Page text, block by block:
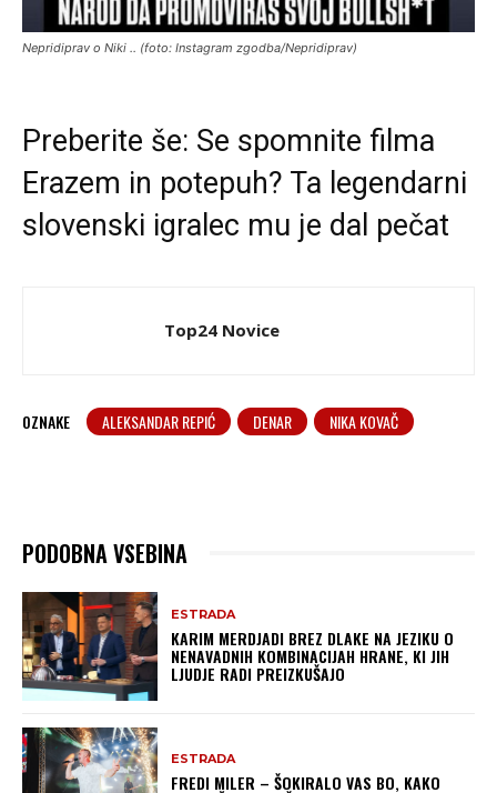
Nepridiprav o Niki .. (foto: Instagram zgodba/Nepridiprav)
Preberite še: Se spomnite filma
Erazem in potepuh? Ta legendarni
slovenski igralec mu je dal pečat
Top24 Novice
OZNAKE ALEKSANDAR REPIĆ DENAR NIKA KOVAČ
PODOBNA VSEBINA
ESTRADA
KARIM MERDJADI BREZ DLAKE NA JEZIKU O
NENAVADNIH KOMBINACIJAH HRANE, KI JIH
LJUDJE RADI PREIZKUŠAJO
ESTRADA
FREDI MILER – ŠOKIRALO VAS BO, KAKO